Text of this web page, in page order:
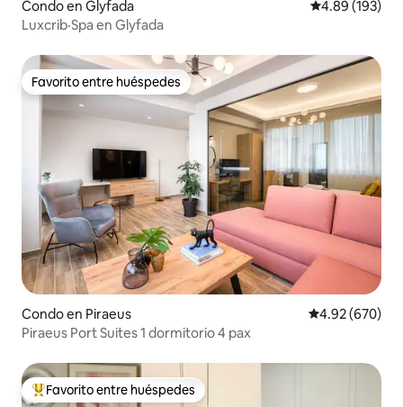
Condo en Glyfada Calificación
4.89 (193)
Luxcrib·Spa en Glyfada
Favorito entre huéspedes
Favorito entre huéspedes
Condo en Piraeus Calificación
4.92 (670)
Piraeus Port Suites 1 dormitorio 4 pax
Favorito entre huéspedes preferido
Favorito entre huéspedes